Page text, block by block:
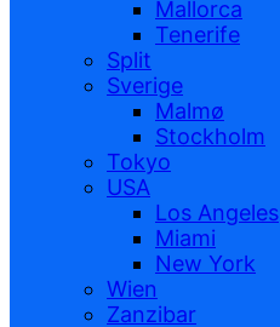
Mallorca
Tenerife
Split
Sverige
Malmø
Stockholm
Tokyo
USA
Los Angeles
Miami
New York
Wien
Zanzibar